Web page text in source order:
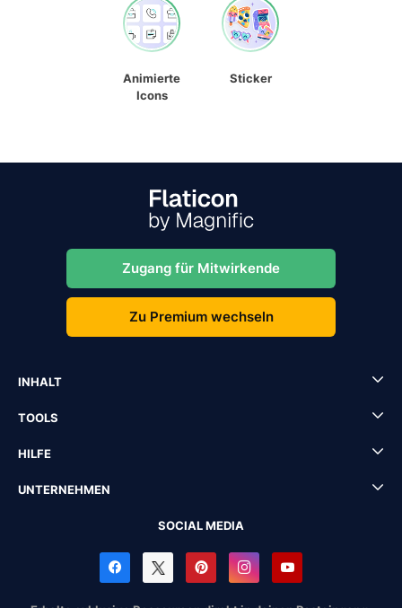
Animierte
Icons
Sticker
Zugang für Mitwirkende
Zu Premium wechseln
INHALT
TOOLS
HILFE
UNTERNEHMEN
SOCIAL MEDIA